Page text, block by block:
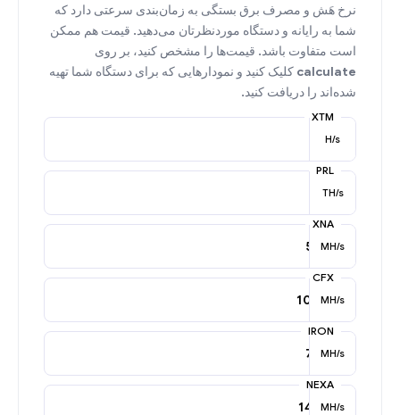
نرخ هَش و مصرف برق بستگی به زمان‌بندی سرعتی دارد که
شما به رایانه و دستگاه موردنظرتان می‌دهید. قیمت هم ممکن
است متفاوت باشد. قیمت‌ها را مشخص کنید، بر روی
calculate کلیک کنید و نمودارهایی که برای دستگاه شما تهیه
شده‌اند را دریافت کنید.
XTM
H/s
PRL
TH/s
XNA
MH/s
CFX
MH/s
IRON
MH/s
NEXA
MH/s